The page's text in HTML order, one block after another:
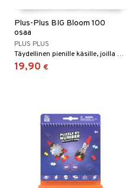
Plus-Plus BIG Bloom 100
osaa
PLUS PLUS
Täydellinen pienille käsille, joilla on suuria ideoita.
19,90 €